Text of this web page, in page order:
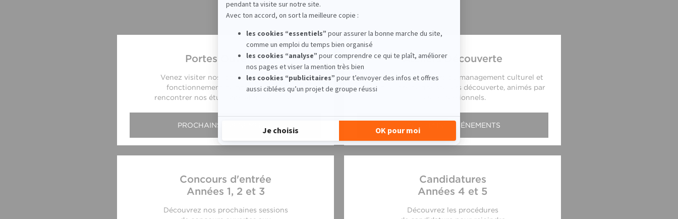
Portes Ouvertes
Venez visiter nos locaux, découvrir le
fonctionnement de notre école et
rencontrer nos étudiants et nos équipes.
PROCHAINS ÉVÉNEMENTS
Ateliers Découverte
Initiez-vous aux métiers du management culturel et
artistique lors de nos ateliers découverte, animés par
des professionnels.
PROCHAINS ÉVÉNEMENTS
Concours d'entrée
Années 1, 2 et 3
Découvrez nos prochaines sessions
Candidatures
Années 4 et 5
Découvrez les procédures